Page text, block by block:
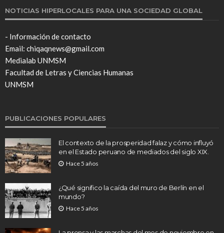
NOTICIAS HIPERLOCALES PARA UNA SOCIEDAD GLOBAL
- Información de contacto
Email: chiqaqnews@gmail.com
Medialab UNMSM
Facultad de Letras y Ciencias Humanas
UNMSM
PUBLICACIONES POPULARES
El contexto de la prosperidad falaz y cómo influyó
en el Estado peruano de mediados del siglo XIX.
Hace 5 años
¿Qué significo la caída del muro de Berlín en el
mundo?
Hace 5 años